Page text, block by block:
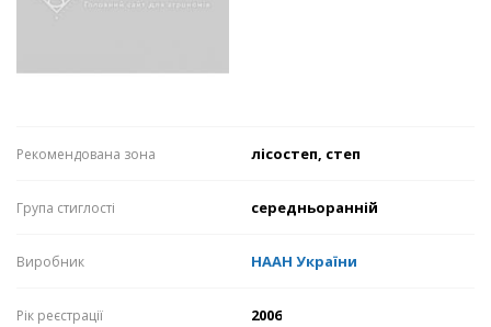
Рекомендована зона лісостеп, степ
Група стиглості середньоранній
Виробник НААН України
Рік реєстрації 2006